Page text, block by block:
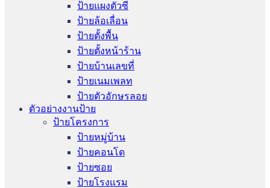
ป้ายแผงตัวซี
ป้ายล้อเลื่อน
ป้ายตั้งพื้น
ป้ายตั้งหน้าร้าน
ป้ายบ้านเลขที่
ป้ายเนมเพลท
ป้ายตัวอักษรลอย
ตัวอย่างงานป้าย
ป้ายโครงการ
ป้ายหมู่บ้าน
ป้ายคอนโด
ป้ายซอย
ป้ายโรงแรม